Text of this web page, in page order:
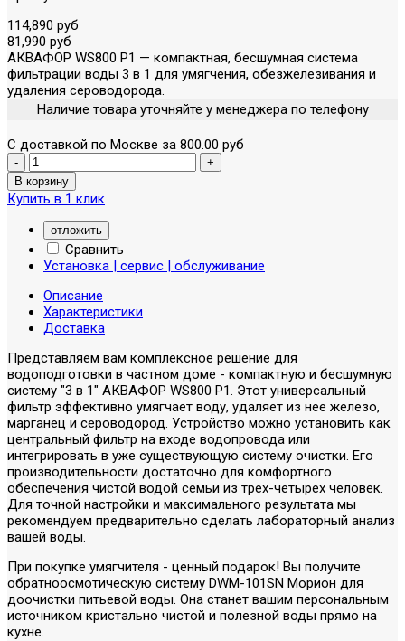
114,890 руб
81,990 руб
АКВАФОР WS800 P1 — компактная, бесшумная система
фильтрации воды 3 в 1 для умягчения, обезжелезивания и
удаления сероводорода.
Наличие товара уточняйте у менеджера по телефону
С доставкой по Москве за 800.00 руб
Купить в 1 клик
отложить
Сравнить
Установка | сервис | обслуживание
Описание
Характеристики
Доставка
Представляем вам комплексное решение для
водоподготовки в частном доме - компактную и бесшумную
систему "3 в 1" АКВАФОР WS800 P1. Этот универсальный
фильтр эффективно умягчает воду, удаляет из нее железо,
марганец и сероводород. Устройство можно установить как
центральный фильтр на входе водопровода или
интегрировать в уже существующую систему очистки. Его
производительности достаточно для комфортного
обеспечения чистой водой семьи из трех-четырех человек.
Для точной настройки и максимального результата мы
рекомендуем предварительно сделать лабораторный анализ
вашей воды.
При покупке умягчителя - ценный подарок! Вы получите
обратноосмотическую систему DWM-101SN Морион для
доочистки питьевой воды. Она станет вашим персональным
источником кристально чистой и полезной воды прямо на
кухне.